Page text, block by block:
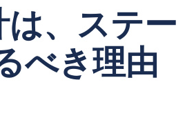
、ステー
べき理由